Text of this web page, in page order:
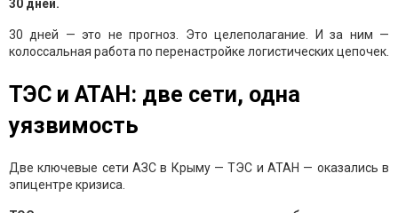
30 дней.
30 дней — это не прогноз. Это целеполагание. И за ним —
колоссальная работа по перенастройке логистических цепочек.
ТЭС и АТАН: две сети, одна
уязвимость
Две ключевые сети АЗС в Крыму — ТЭС и АТАН — оказались в
эпицентре кризиса.